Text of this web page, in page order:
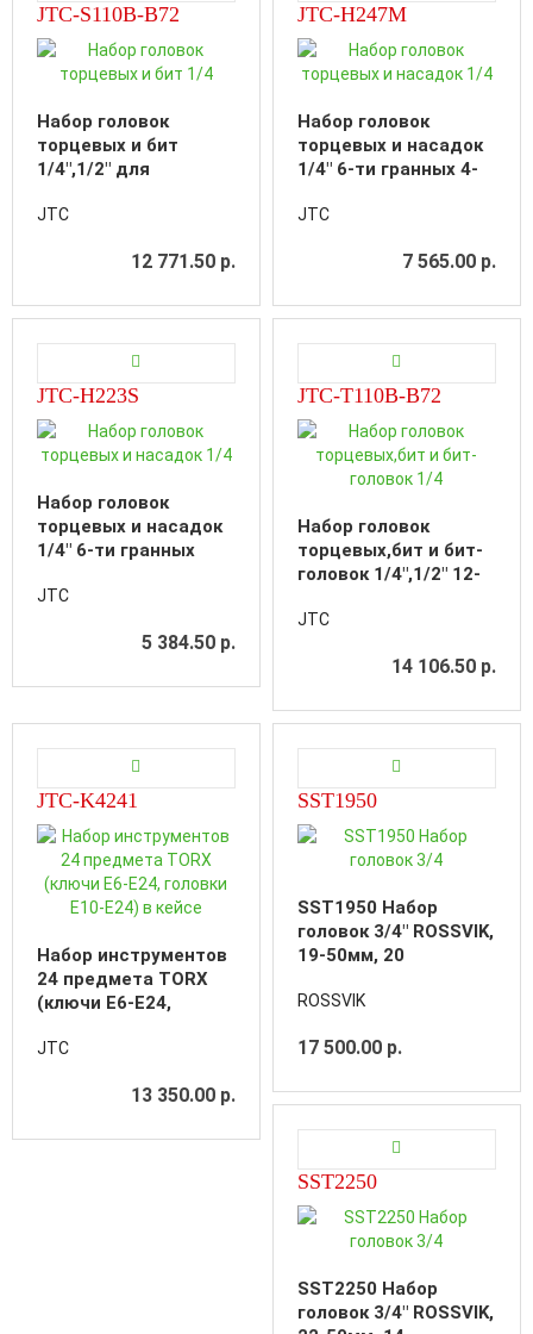
JTC-S110B-B72
Набор головок
торцевых и бит
1/4",1/2" для
110 предметов в
JTC
12 771.50 р.
JTC-H247M
Набор головок
торцевых и насадок
1/4" 6-ти гранных 4-
предметов в кейсе
JTC
7 565.00 р.
JTC-H223S
Набор головок
торцевых и насадок
1/4" 6-ти гранных
предмета в кейсе
JTC
5 384.50 р.
JTC-T110B-B72
Набор головок
торцевых,бит и бит-
головок 1/4",1/2" 12-
предметов в кейсе
JTC
14 106.50 р.
JTC-K4241
Набор инструментов
24 предмета TORX
(ключи E6-E24,
кейсе
JTC
13 350.00 р.
SST1950
SST1950 Набор
головок 3/4" ROSSVIK,
19-50мм, 20
ROSSVIK
17 500.00 р.
SST2250
SST2250 Набор
головок 3/4" ROSSVIK,